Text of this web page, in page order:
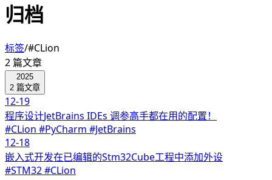
归档
标签/#CLion
2篇文章
2025
2 篇文章
12-19
程序设计JetBrains IDEs 调参高手都在用的配置！
#CLion #PyCharm #JetBrains
12-18
嵌入式开发在已编辑的Stm32Cube工程中添加外设
#STM32 #CLion